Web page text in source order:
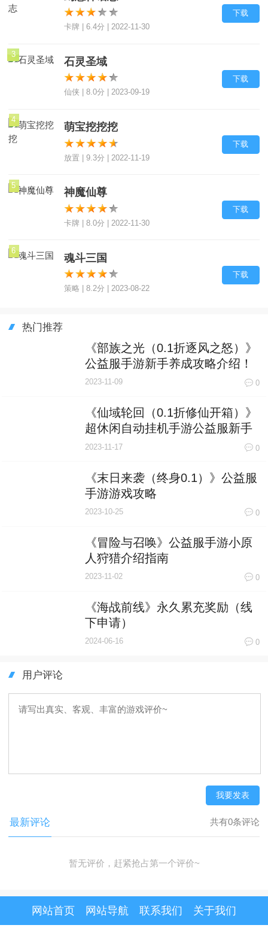
卡牌 | 6.4分 | 2022-11-30
下载
3
石灵圣域
仙侠 | 8.0分 | 2023-09-19
下载
4
萌宝挖挖挖
放置 | 9.3分 | 2022-11-19
下载
5
神魔仙尊
卡牌 | 8.0分 | 2022-11-30
下载
6
魂斗三国
策略 | 8.2分 | 2023-08-22
下载
热门推荐
《部族之光（0.1折逐风之怒）》
公益服手游新手养成攻略介绍！
2023-11-09 0
《仙域轮回（0.1折修仙开箱）》
超休闲自动挂机手游公益服新手
攻略
2023-11-17 0
《末日来袭（终身0.1）》公益服
手游游戏攻略
2023-10-25 0
《冒险与召唤》公益服手游小原
人狩猎介绍指南
2023-11-02 0
《海战前线》永久累充奖励（线
下申请）
2024-06-16 0
用户评论
我要发表
最新评论 共有0条评论
暂无评价，赶紧抢占第一个评价~
网站首页 网站导航 联系我们 关于我们